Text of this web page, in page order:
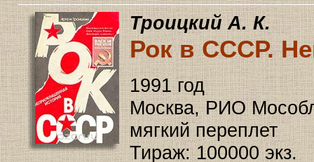
Троицкий А. К.
Рок в СССР.
1991 год
Москва, РИО
мягкий переплет
Тираж: 100000 экз.